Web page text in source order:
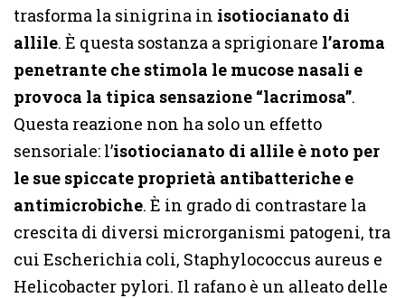
trasforma la sinigrina in isotiocianato di
allile. È questa sostanza a sprigionare l’aroma
penetrante che stimola le mucose nasali e
provoca la tipica sensazione “lacrimosa”.
Questa reazione non ha solo un effetto
sensoriale: l’isotiocianato di allile è noto per
le sue spiccate proprietà antibatteriche e
antimicrobiche. È in grado di contrastare la
crescita di diversi microrganismi patogeni, tra
cui Escherichia coli, Staphylococcus aureus e
Helicobacter pylori. Il rafano è un alleato delle